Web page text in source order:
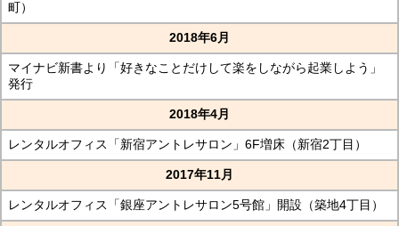
町）
2018年6月
マイナビ新書より「好きなことだけして楽をしながら起業しよう」
発行
2018年4月
レンタルオフィス「新宿アントレサロン」6F増床（新宿2丁目）
2017年11月
レンタルオフィス「銀座アントレサロン5号館」開設（築地4丁目）